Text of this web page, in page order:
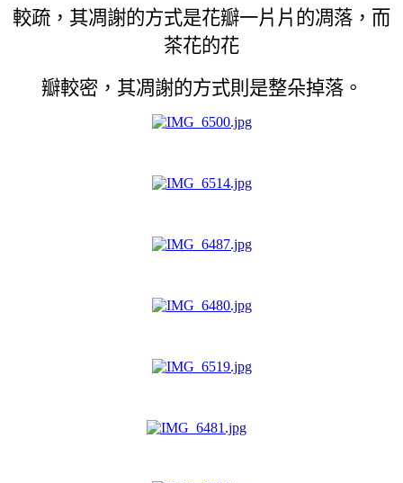
較疏，其凋謝的方式是花瓣一片片的凋落，而
茶花的花
瓣較密，其凋謝的方式則是整朵掉落。